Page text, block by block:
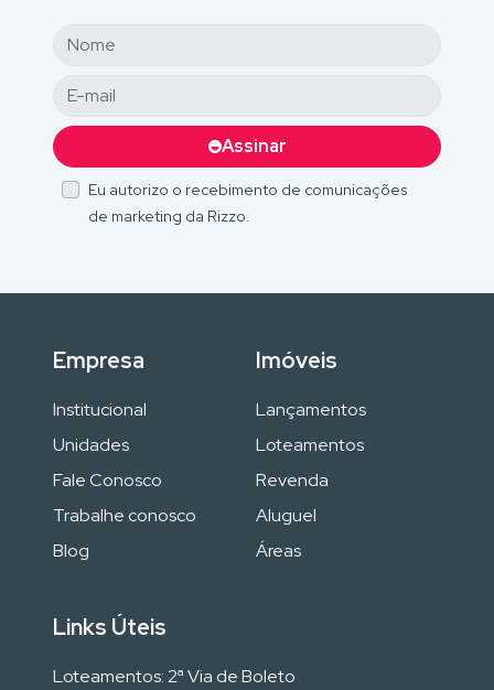
Assinar
Eu autorizo o recebimento de comunicações
de marketing da Rizzo.
Empresa
Institucional
Unidades
Fale Conosco
Trabalhe conosco
Blog
Imóveis
Lançamentos
Loteamentos
Revenda
Aluguel
Áreas
Links Úteis
Loteamentos: 2ª Via de Boleto